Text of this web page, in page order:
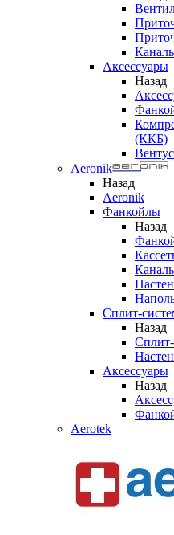
Аксессуары
Назад
(ККБ)
Aeronik
Назад
Aeronik
Фанкойлы
Назад
Сплит-
Назад
Аксессуары
Назад
Aerotek